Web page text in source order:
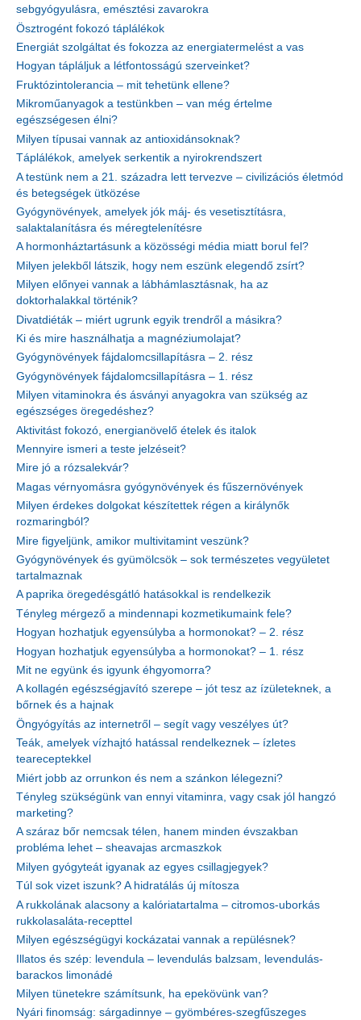
sebgyógyulásra, emésztési zavarokra
Ösztrogént fokozó táplálékok
Energiát szolgáltat és fokozza az energiatermelést a vas
Hogyan tápláljuk a létfontosságú szerveinket?
Fruktózintolerancia – mit tehetünk ellene?
Mikroműanyagok a testünkben – van még értelme
egészségesen élni?
Milyen típusai vannak az antioxidánsoknak?
Táplálékok, amelyek serkentik a nyirokrendszert
A testünk nem a 21. századra lett tervezve – civilizációs életmód
és betegségek ütközése
Gyógynövények, amelyek jók máj- és vesetisztításra,
salaktalanításra és méregtelenítésre
A hormonháztartásunk a közösségi média miatt borul fel?
Milyen jelekből látszik, hogy nem eszünk elegendő zsírt?
Milyen előnyei vannak a lábhámlasztásnak, ha az
doktorhalakkal történik?
Divatdiéták – miért ugrunk egyik trendről a másikra?
Ki és mire használhatja a magnéziumolajat?
Gyógynövények fájdalomcsillapításra – 2. rész
Gyógynövények fájdalomcsillapításra – 1. rész
Milyen vitaminokra és ásványi anyagokra van szükség az
egészséges öregedéshez?
Aktivitást fokozó, energianövelő ételek és italok
Mennyire ismeri a teste jelzéseit?
Mire jó a rózsalekvár?
Magas vérnyomásra gyógynövények és fűszernövények
Milyen érdekes dolgokat készítettek régen a királynők
rozmaringból?
Mire figyeljünk, amikor multivitamint veszünk?
Gyógynövények és gyümölcsök – sok természetes vegyületet
tartalmaznak
A paprika öregedésgátló hatásokkal is rendelkezik
Tényleg mérgező a mindennapi kozmetikumaink fele?
Hogyan hozhatjuk egyensúlyba a hormonokat? – 2. rész
Hogyan hozhatjuk egyensúlyba a hormonokat? – 1. rész
Mit ne együnk és igyunk éhgyomorra?
A kollagén egészségjavító szerepe – jót tesz az ízületeknek, a
bőrnek és a hajnak
Öngyógyítás az internetről – segít vagy veszélyes út?
Teák, amelyek vízhajtó hatással rendelkeznek – ízletes
teareceptekkel
Miért jobb az orrunkon és nem a szánkon lélegezni?
Tényleg szükségünk van ennyi vitaminra, vagy csak jól hangzó
marketing?
A száraz bőr nemcsak télen, hanem minden évszakban
probléma lehet – sheavajas arcmaszkok
Milyen gyógyteát igyanak az egyes csillagjegyek?
Túl sok vizet iszunk? A hidratálás új mítosza
A rukkolának alacsony a kalóriatartalma – citromos-uborkás
rukkolasaláta-recepttel
Milyen egészségügyi kockázatai vannak a repülésnek?
Illatos és szép: levendula – levendulás balzsam, levendulás-
barackos limonádé
Milyen tünetekre számítsunk, ha epekövünk van?
Nyári finomság: sárgadinnye – gyömbéres-szegfűszeges